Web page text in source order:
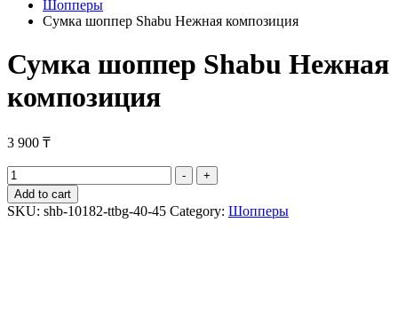
Шопперы
Сумка шоппер Shabu Нежная композиция
Сумка шоппер Shabu Нежная
композиция
3 900 ₸
Сумка
шоппер
Shabu
Нежная
-
+
Add to cart
SKU: shb-10182-ttbg-40-45 Category: Шопперы